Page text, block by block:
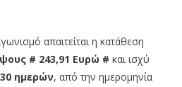
απαιτείται η κατάθεση
# 243,91 Ευρώ # και ισχύ
ημερών, από την ημερομηνία